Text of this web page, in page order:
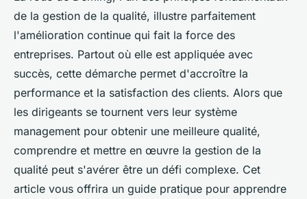
de la gestion de la qualité, illustre parfaitement
l'amélioration continue qui fait la force des
entreprises. Partout où elle est appliquée avec
succès, cette démarche permet d'accroître la
performance et la satisfaction des clients. Alors que
les dirigeants se tournent vers leur système
management pour obtenir une meilleure qualité,
comprendre et mettre en œuvre la gestion de la
qualité peut s'avérer être un défi complexe. Cet
article vous offrira un guide pratique pour apprendre